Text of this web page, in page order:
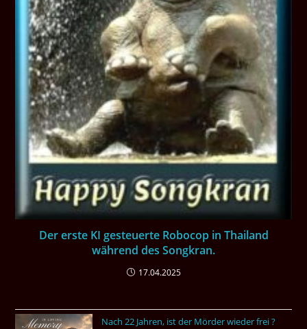
Der erste KI gesteuerte Robocop in Thailand
während des Songkran.
17.04.2025
Nach 22 Jahren, ist der Mörder wieder frei ?